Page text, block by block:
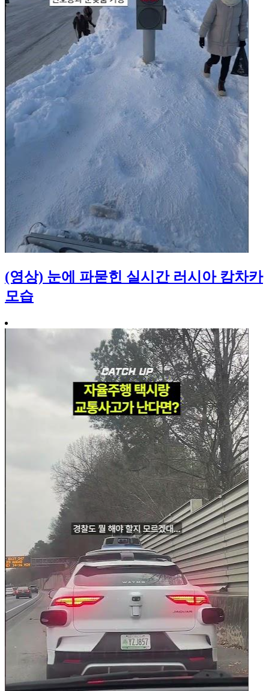
(영상) 눈에 파묻힌 실시간 러시아 캄차카
모습